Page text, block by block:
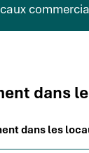
dans
dans les